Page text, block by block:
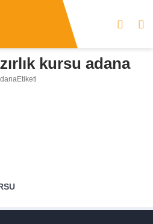
kursu adana